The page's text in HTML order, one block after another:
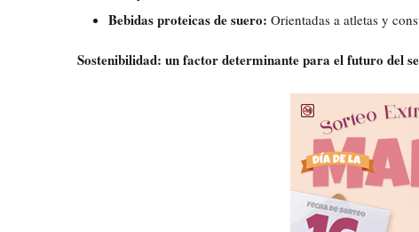
Bebidas proteicas de suero: Orientadas a atletas y
Sostenibilidad: un factor determinante para el futuro del